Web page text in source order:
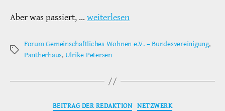
Aber was passiert, … weiterlesen
Schlagwörter
Forum Gemeinschaftliches Wohnen e.V. – Bundesvereinigung,
Pantherhaus, Ulrike Petersen
Kategorien
BEITRAG DER REDAKTION NETZWERK